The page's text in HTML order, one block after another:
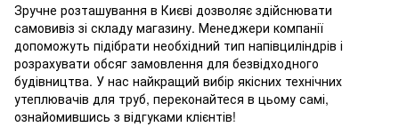
Зручне розташування в Києві дозволяє здійснювати
самовивіз зі складу магазину. Менеджери компанії
допоможуть підібрати необхідний тип напівциліндрів і
розрахувати обсяг замовлення для безвідходного
будівництва. У нас найкращий вибір якісних технічних
утеплювачів для труб, переконайтеся в цьому самі,
ознайомившись з відгуками клієнтів!